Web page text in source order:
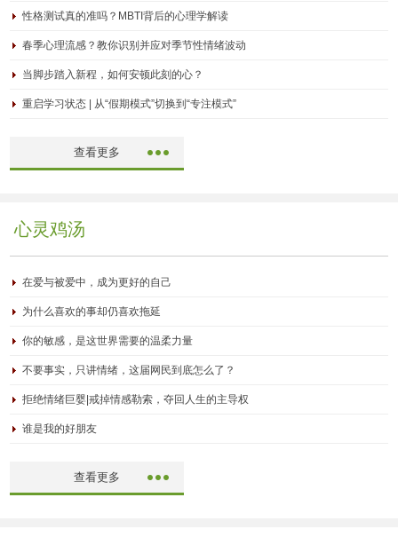
性格测试真的准吗？MBTI背后的心理学解读
春季心理流感？教你识别并应对季节性情绪波动
当脚步踏入新程，如何安顿此刻的心？
重启学习状态 | 从“假期模式”切换到“专注模式”
查看更多
心灵鸡汤
在爱与被爱中，成为更好的自己
为什么喜欢的事却仍喜欢拖延
你的敏感，是这世界需要的温柔力量
不要事实，只讲情绪，这届网民到底怎么了？
拒绝情绪巨婴|戒掉情感勒索，夺回人生的主导权
谁是我的好朋友
查看更多